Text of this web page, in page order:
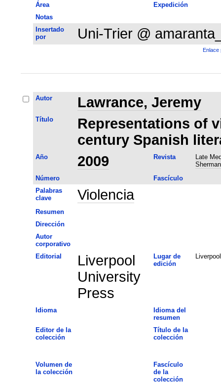
Área
Expedición
Notas
Insertado
por
Uni-Trier @
Enlace
Autor Lawrance, Jeremy
Título
Representations of
century Spanish
Año 2009 Revista
Late
Número
Fascículo
Palabras
clave
Violencia
Resumen
Dirección
Autor
corporativo
Editorial
Liverpool
University
Press
Lugar de
edición
Liverpool
Idioma
Idioma del
resumen
Editor de la
colección
Título de la
colección
Volumen de
la colección
Fascículo
de la
colección